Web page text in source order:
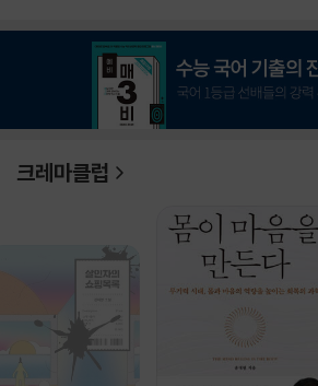
크레마클럽